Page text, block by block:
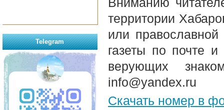
территории
или
газеты по почте и
верующих
info@yandex.ru
Скачать номер в
Telegram